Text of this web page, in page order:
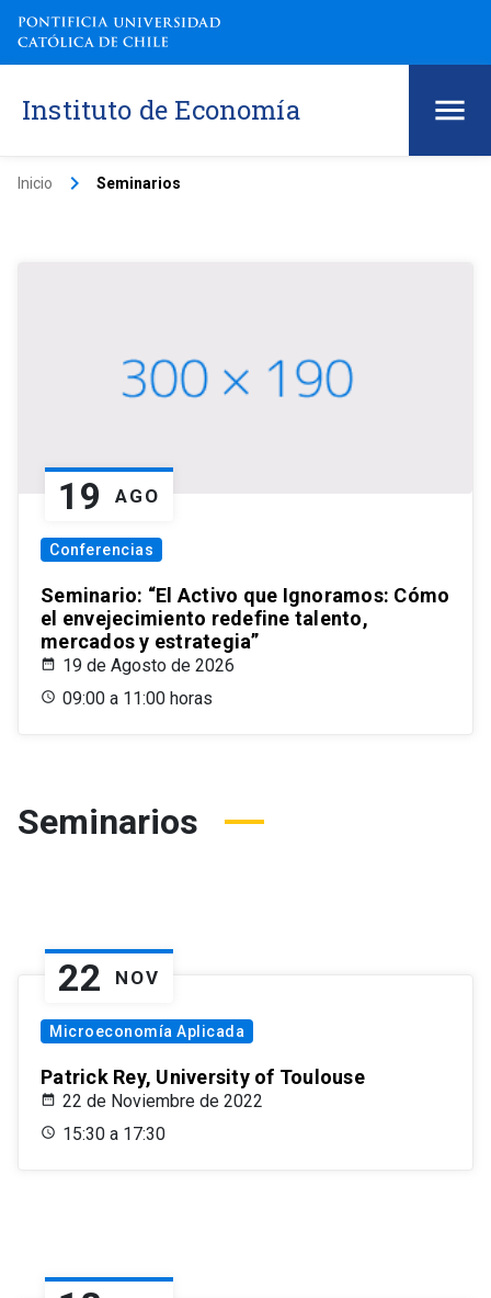
Instituto de Economía
Inicio keyboard_arrow_right Seminarios
19 AGO
Conferencias
Seminario: “El Activo que Ignoramos: Cómo
el envejecimiento redefine talento,
mercados y estrategia”
19 de Agosto de 2026
09:00 a 11:00 horas
Seminarios
22 NOV
Microeconomía Aplicada
Patrick Rey, University of Toulouse
22 de Noviembre de 2022
15:30 a 17:30